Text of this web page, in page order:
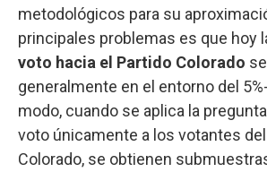
metodológicos para su
principales problemas es que hoy
voto hacia el Partido Colorado
generalmente en el entorno del
modo, cuando se aplica la
voto únicamente a los votantes
Colorado, se obtienen